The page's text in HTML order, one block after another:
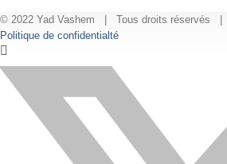
© 2022 Yad Vashem | Tous droits réservés |
Politique de confidentialté
X